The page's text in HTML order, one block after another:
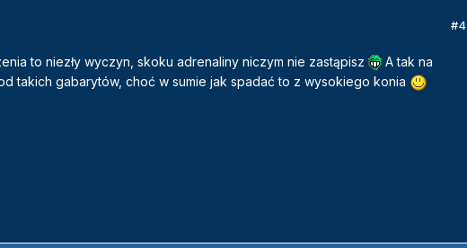
#4
to niezły wyczyn, skoku adrenaliny niczym nie zastąpisz
A tak na
takich gabarytów, choć w sumie jak spadać to z wysokiego konia